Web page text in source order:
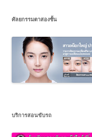
ศัลยกรรมตาสองชั้น
บริการสอนขับรถ